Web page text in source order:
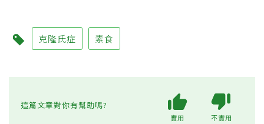
克隆氏症 素食
這篇文章對你有幫助嗎?
實用 不實用